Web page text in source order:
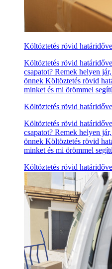
Költöztetés rövid
Költöztetés rövid
csapatot? Remek helyen
önnek Költöztetés rövid
minket és mi örömmel
Költöztetés rövid
Költöztetés rövid
csapatot? Remek helyen
önnek Költöztetés rövid
minket és mi örömmel
Költöztetés rövid